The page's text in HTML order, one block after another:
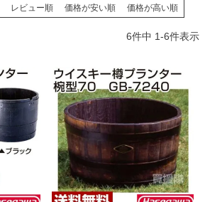
レビュー順 価格が安い順 価格が高い順
6件中 1-6件表示